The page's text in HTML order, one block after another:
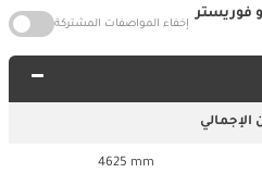
فوريستر
إخفاء المواصفات المشتركة
الإجمالي
4625 mm